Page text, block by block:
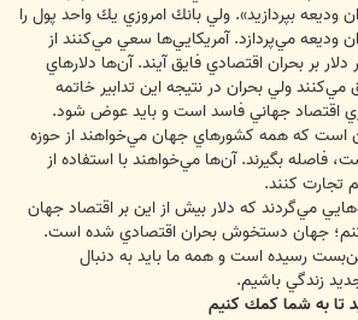
‌بپردازيد». ‌ولي ‌بانك ‌امروزي ‌يك ‌واحد ‌پول ‌را
‌وديعه ‌مي‌پردازد. ‌آمريكايي‌ها ‌سعي ‌مي‌كنند ‌از
‌بر ‌بحران ‌اقتصادي ‌فايق ‌آيند. ‌آن‌ها ‌دلار‌هاي
‌مي‌كنند ‌ولي ‌بحران ‌در ‌نتيجه ‌اين ‌تدابير ‌خاتمه
‌اقتصاد ‌جهاني ‌فاسد ‌است ‌و ‌بايد ‌عوض ‌شود.
‌است ‌كه ‌همه ‌كشورهاي ‌جهان ‌مي‌خواهند ‌از حوزه
‌فاصله ‌بگيرند. آن‌ها ‌مي‌خواهند ‌با ‌استفاده ‌از
‌تجارت ‌كنند.
‌مي‌گردند ‌كه ‌دلار ‌بيش ‌از ‌اين ‌بر ‌اقتصاد ‌جهان
‌جهان ‌دستخوش ‌بحران ‌اقتصادي ‌شده ‌است.
‌رسيده ‌است ‌و ‌همه ‌ما ‌بايد ‌به ‌دنبال
‌زندگي ‌باشيم.
‌تا ‌به ‌شما ‌كمك ‌كنيم